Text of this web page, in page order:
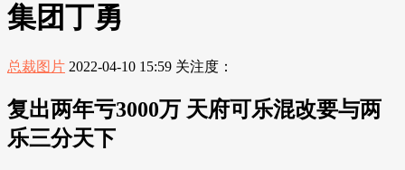
集团丁勇
总裁图片 2022-04-10 15:59 关注度：
复出两年亏3000万 天府可乐混改要与两
乐三分天下